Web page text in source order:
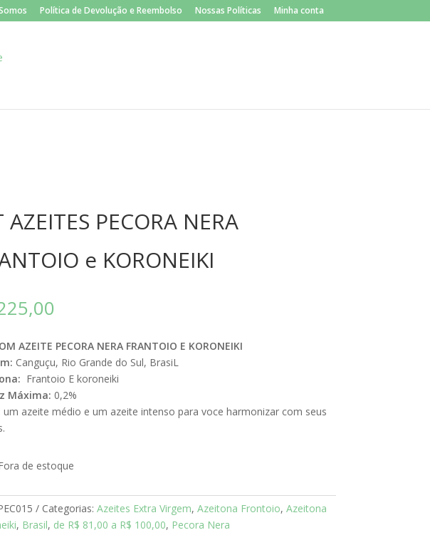
Política de Devolução e Reembolso Nossas Políticas Minha conta
AZEITES PECORA NERA
e KORONEIKI
AZEITE PECORA NERA FRANTOIO E KORONEIKI
Canguçu, Rio Grande do Sul, BrasiL
Frantoio E koroneiki
Máxima: 0,2%
um azeite médio e um azeite intenso para voce harmonizar com seus
de estoque
Categorias: Azeites Extra Virgem, Azeitona Frontoio, Azeitona
, Brasil, de R$ 81,00 a R$ 100,00, Pecora Nera